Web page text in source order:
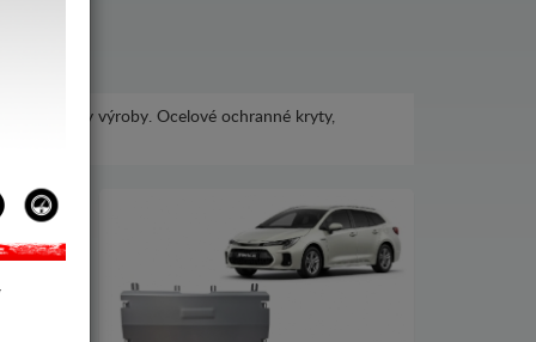
různé roky výroby. Ocelové ochranné kryty,